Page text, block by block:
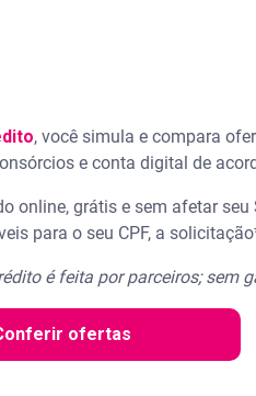
, você simula e compara
e conta digital de
online, grátis e sem afetar seu
para o seu CPF, a
é feita por parceiros; sem
ofertas